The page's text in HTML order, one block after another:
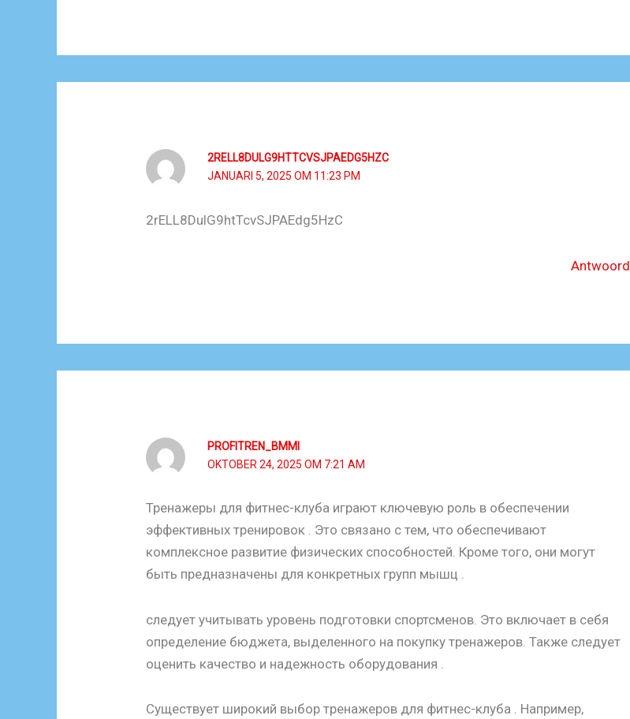
2RELL8DULG9HTTCVSJPAEDG5HZC
JANUARI 5, 2025 OM 11:23 PM
2rELL8DulG9htTcvSJPAEdg5HzC
Antwoord
PROFITREN_BMMI
OKTOBER 24, 2025 OM 7:21 AM
Тренажеры для фитнес-клуба играют ключевую роль в обеспечении
эффективных тренировок . Это связано с тем, что обеспечивают
комплексное развитие физических способностей. Кроме того, они могут
быть предназначены для конкретных групп мышц .
следует учитывать уровень подготовки спортсменов. Это включает в себя
определение бюджета, выделенного на покупку тренажеров. Также следует
оценить качество и надежность оборудования .
Существует широкий выбор тренажеров для фитнес-клуба . Например,